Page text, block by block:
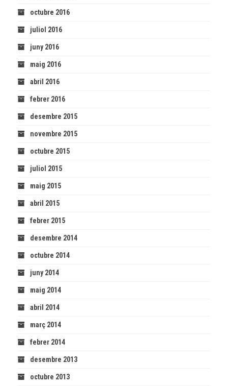
octubre 2016
juliol 2016
juny 2016
maig 2016
abril 2016
febrer 2016
desembre 2015
novembre 2015
octubre 2015
juliol 2015
maig 2015
abril 2015
febrer 2015
desembre 2014
octubre 2014
juny 2014
maig 2014
abril 2014
març 2014
febrer 2014
desembre 2013
octubre 2013